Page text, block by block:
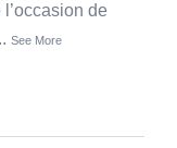
de
See More